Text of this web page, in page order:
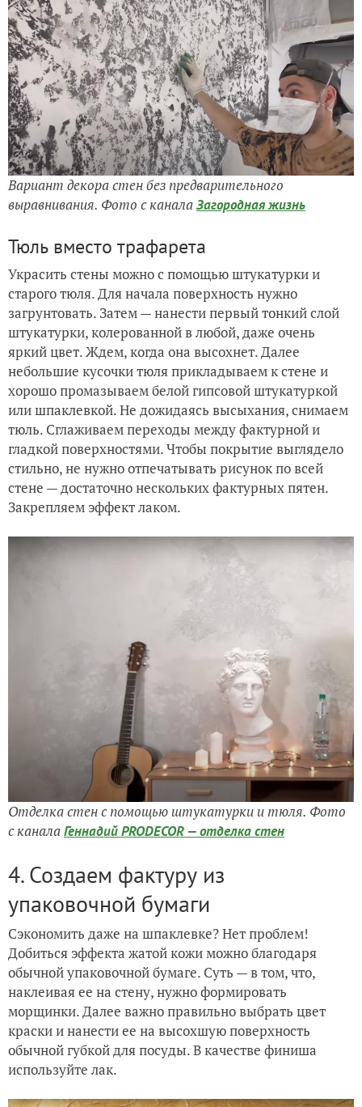
Вариант декора стен без предварительного
выравнивания. Фото с каналаЗагородная жизнь
Тюль вместо трафарета
Украсить стены можно с помощью штукатурки и
старого тюля. Для начала поверхность нужно
загрунтовать. Затем — нанести первый тонкий слой
штукатурки, колерованной в любой, даже очень
яркий цвет. Ждем, когда она высохнет. Далее
небольшие кусочки тюля прикладываем к стене и
хорошо промазываем белой гипсовой штукатуркой
или шпаклевкой. Не дожидаясь высыхания, снимаем
тюль. Сглаживаем переходы между фактурной и
гладкой поверхностями. Чтобы покрытие выглядело
стильно, не нужно отпечатывать рисунок по всей
стене — достаточно нескольких фактурных пятен.
Закрепляем эффект лаком.
Отделка стен с помощью штукатурки и тюля. Фото
с каналаГеннадий PRODECOR — отделка стен
4. Создаем фактуру из
упаковочной бумаги
Сэкономить даже на шпаклевке? Нет проблем!
Добиться эффекта жатой кожи можно благодаря
обычной упаковочной бумаге. Суть — в том, что,
наклеивая ее на стену, нужно формировать
морщинки. Далее важно правильно выбрать цвет
краски и нанести ее на высохшую поверхность
обычной губкой для посуды. В качестве финиша
используйте лак.